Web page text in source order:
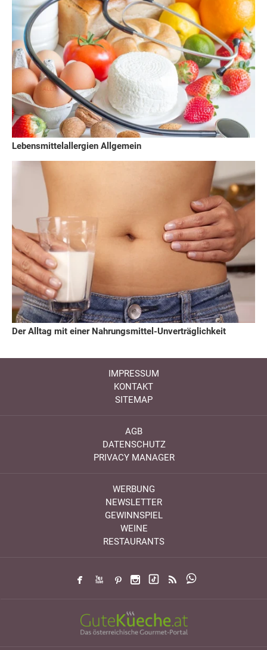
Lebensmittelallergien Allgemein
Der Alltag mit einer Nahrungsmittel-Unverträglichkeit
IMPRESSUM
KONTAKT
SITEMAP
AGB
DATENSCHUTZ
PRIVACY MANAGER
WERBUNG
NEWSLETTER
GEWINNSPIEL
WEINE
RESTAURANTS